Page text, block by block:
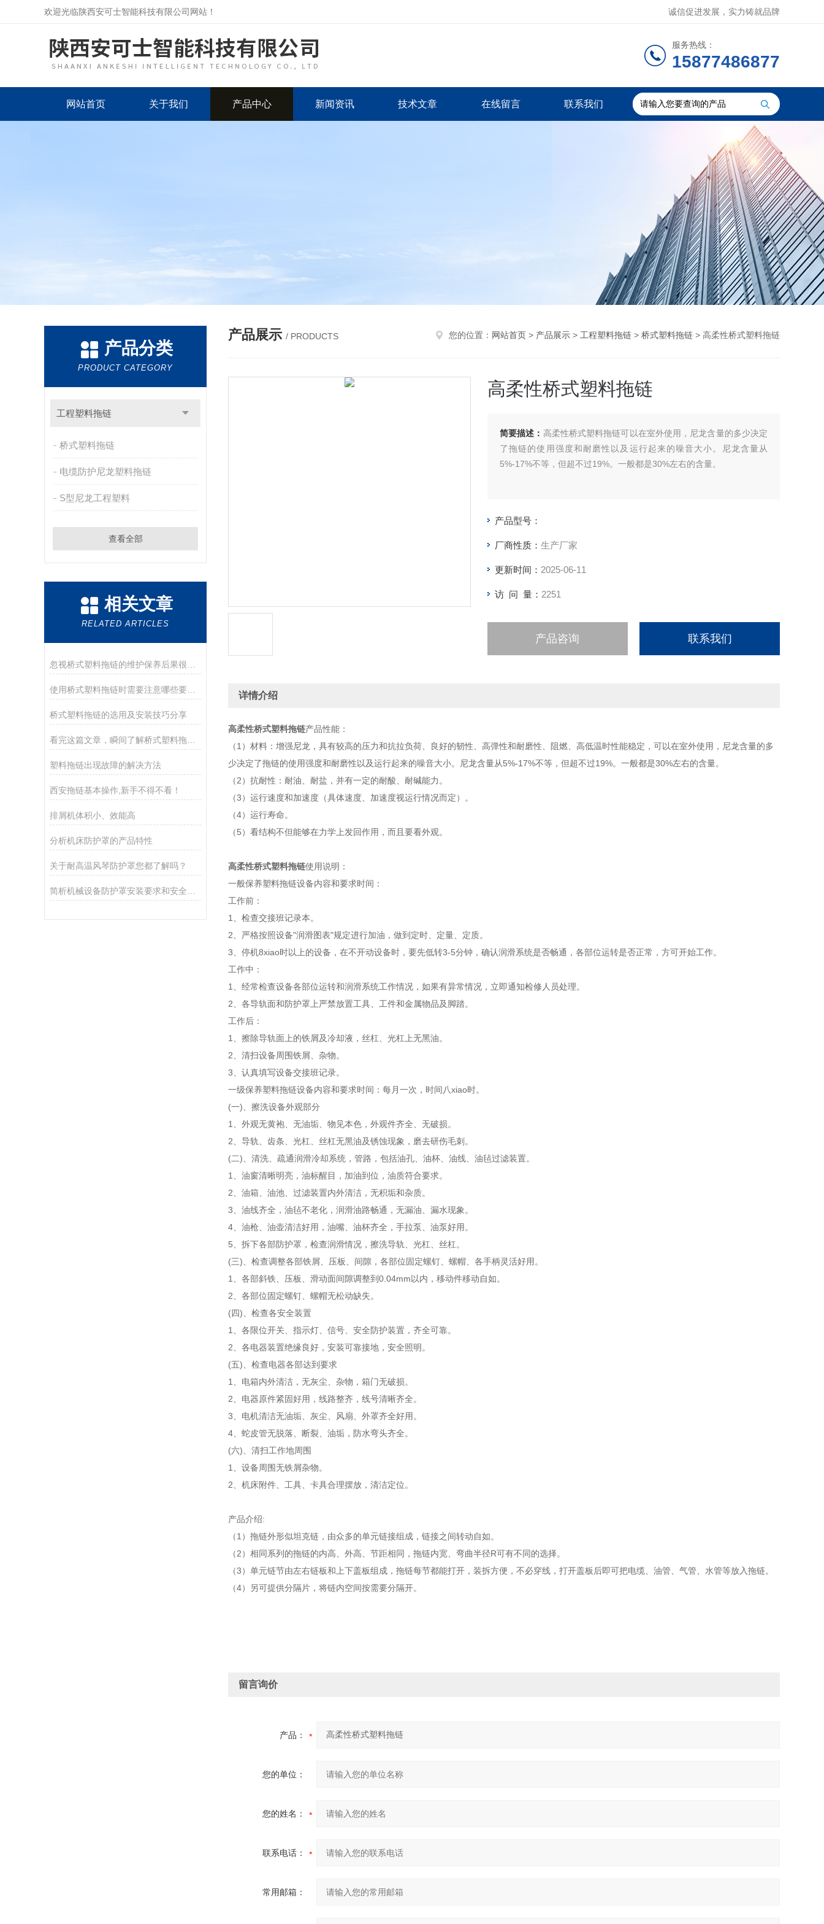
欢迎光临陕西安可士智能科技有限公司网站！ 诚信促进发展，实力铸就品牌
服务热线：
15877486877
网站首页 关于我们 产品中心 新闻资讯 技术文章 在线留言 联系我们
产品分类
PRODUCT CATEGORY
工程塑料拖链
桥式塑料拖链
电缆防护尼龙塑料拖链
S型尼龙工程塑料
查看全部
相关文章
RELATED ARTICLES
使用桥式塑料拖链时需要注意哪些要点？
桥式塑料拖链的选用及安装技巧分享
看完这篇文章，瞬间了解桥式塑料拖链了
塑料拖链出现故障的解决方法
西安拖链基本操作,新手不得不看！
排屑机体积小、效能高
分析机床防护罩的产品特性
关于耐高温风琴防护罩您都了解吗？
产品展示 / PRODUCTS 您的位置： 网站首页 > 产品展示 > 工程塑料拖链 > 桥式塑料拖链 > 高柔性桥式塑料拖链
高柔性桥式塑料拖链
简要描述： 高柔性桥式塑料拖链可以在室外使用，尼龙含量的多少决定
了拖链的使用强度和耐磨性以及运行起来的噪音大小。尼龙含量从
5%-17%不等，但超不过19%。一般都是30%左右的含量。
产品型号：
厂商性质： 生产厂家
更新时间： 2025-06-11
访 问 量： 2251
产品咨询 联系我们
详情介绍
高柔性桥式塑料拖链产品性能：
（1）材料：增强尼龙，具有较高的压力和抗拉负荷、良好的韧性、高弹性和耐磨性、阻燃、高低温时性能稳定，可以在室外使用，尼龙含量的多
少决定了拖链的使用强度和耐磨性以及运行起来的噪音大小。尼龙含量从5%-17%不等，但超不过19%。一般都是30%左右的含量。
（2）抗耐性：耐油、耐盐，并有一定的耐酸、耐碱能力。
（3）运行速度和加速度（具体速度、加速度视运行情况而定）。
（4）运行寿命。
（5）看结构不但能够在力学上发回作用，而且要看外观。
高柔性桥式塑料拖链使用说明：
一般保养塑料拖链设备内容和要求时间：
工作前：
1、检查交接班记录本。
2、严格按照设备"润滑图表"规定进行加油，做到定时、定量、定质。
3、停机8xiao时以上的设备，在不开动设备时，要先低转3-5分钟，确认润滑系统是否畅通，各部位运转是否正常，方可开始工作。
工作中：
1、经常检查设备各部位运转和润滑系统工作情况，如果有异常情况，立即通知检修人员处理。
2、各导轨面和防护罩上严禁放置工具、工件和金属物品及脚踏。
工作后：
1、擦除导轨面上的铁屑及冷却液，丝杠、光杠上无黑油。
2、清扫设备周围铁屑、杂物。
3、认真填写设备交接班记录。
一级保养塑料拖链设备内容和要求时间：每月一次，时间八xiao时。
(一)、擦洗设备外观部分
1、外观无黄袍、无油垢、物见本色，外观件齐全、无破损。
2、导轨、齿条、光杠、丝杠无黑油及锈蚀现象，磨去研伤毛刺。
(二)、清洗、疏通润滑冷却系统，管路，包括油孔、油杯、油线、油毡过滤装置。
1、油窗清晰明亮，油标醒目，加油到位，油质符合要求。
2、油箱、油池、过滤装置内外清洁，无积垢和杂质。
3、油线齐全，油毡不老化，润滑油路畅通，无漏油、漏水现象。
4、油枪、油壶清洁好用，油嘴、油杯齐全，手拉泵、油泵好用。
5、拆下各部防护罩，检查润滑情况，擦洗导轨、光杠、丝杠。
(三)、检查调整各部铁屑、压板、间隙，各部位固定螺钉、螺帽、各手柄灵活好用。
1、各部斜铁、压板、滑动面间隙调整到0.04mm以内，移动件移动自如。
2、各部位固定螺钉、螺帽无松动缺失。
(四)、检查各安全装置
1、各限位开关、指示灯、信号、安全防护装置，齐全可靠。
2、各电器装置绝缘良好，安装可靠接地，安全照明。
(五)、检查电器各部达到要求
1、电箱内外清洁，无灰尘、杂物，箱门无破损。
2、电器原件紧固好用，线路整齐，线号清晰齐全。
3、电机清洁无油垢、灰尘、风扇、外罩齐全好用。
4、蛇皮管无脱落、断裂、油垢，防水弯头齐全。
(六)、清扫工作地周围
1、设备周围无铁屑杂物。
2、机床附件、工具、卡具合理摆放，清洁定位。
产品介绍:
（1）拖链外形似坦克链，由众多的单元链接组成，链接之间转动自如。
（2）相同系列的拖链的内高、外高、节距相同，拖链内宽、弯曲半径R可有不同的选择。
（3）单元链节由左右链板和上下盖板组成，拖链每节都能打开，装拆方便，不必穿线，打开盖板后即可把电缆、油管、气管、水管等放入拖链。
（4）另可提供分隔片，将链内空间按需要分隔开。
留言询价
产品：
您的单位：
您的姓名：
联系电话：
常用邮箱：